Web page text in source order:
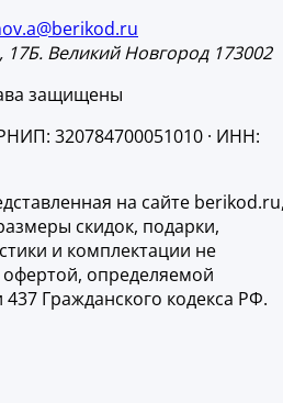
17Б. Великий Новгород 173002
защищены
320784700051010 · ИНН:
на сайте
скидок, подарки,
и комплектации не
определяемой
Гражданского кодекса РФ.